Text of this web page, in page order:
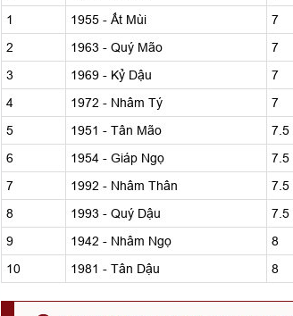
1
1955 - Ất Mùi 7
2
1963 - Quý Mão 7
3
1969 - Kỷ Dậu 7
4
1972 - Nhâm Tý 7
5
1951 - Tân Mão 7.5
6
1954 - Giáp Ngọ 7.5
7
1992 - Nhâm Thân 7.5
8
1993 - Quý Dậu 7.5
9
1942 - Nhâm Ngọ 8
10
1981 - Tân Dậu 8